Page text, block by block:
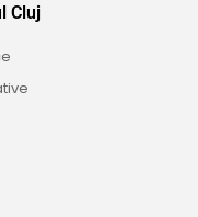
Cluj